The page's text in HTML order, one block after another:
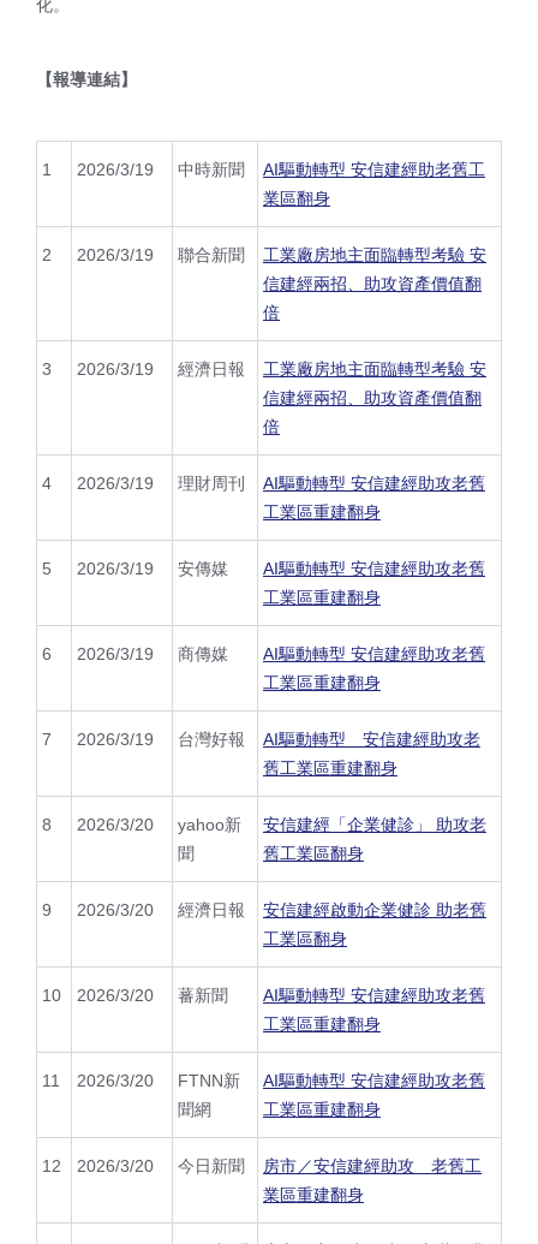
化。
【報導連結】
1 2026/3/19 中時新聞
AI驅動轉型 安信建經助老舊工
業區翻身
2 2026/3/19 聯合新聞
工業廠房地主面臨轉型考驗 安
信建經兩招、助攻資產價值翻
倍
3 2026/3/19 經濟日報
工業廠房地主面臨轉型考驗 安
信建經兩招、助攻資產價值翻
倍
4 2026/3/19 理財周刊
AI驅動轉型 安信建經助攻老舊
工業區重建翻身
5 2026/3/19 安傳媒
AI驅動轉型 安信建經助攻老舊
工業區重建翻身
6 2026/3/19 商傳媒
AI驅動轉型 安信建經助攻老舊
工業區重建翻身
7 2026/3/19 台灣好報
AI驅動轉型 安信建經助攻老
舊工業區重建翻身
8 2026/3/20 yahoo新
聞
安信建經「企業健診」 助攻老
舊工業區翻身
9 2026/3/20 經濟日報
安信建經啟動企業健診 助老舊
工業區翻身
10 2026/3/20 蕃新聞
AI驅動轉型 安信建經助攻老舊
工業區重建翻身
11 2026/3/20 FTNN新
聞網
AI驅動轉型 安信建經助攻老舊
工業區重建翻身
12 2026/3/20 今日新聞
房市／安信建經助攻 老舊工
業區重建翻身